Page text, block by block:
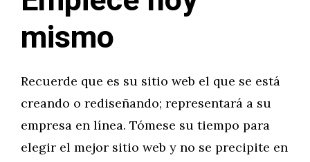
mismo
Recuerde que es su sitio web el que se está
creando o rediseñando; representará a su
empresa en línea. Tómese su tiempo para
elegir el mejor sitio web y no se precipite en